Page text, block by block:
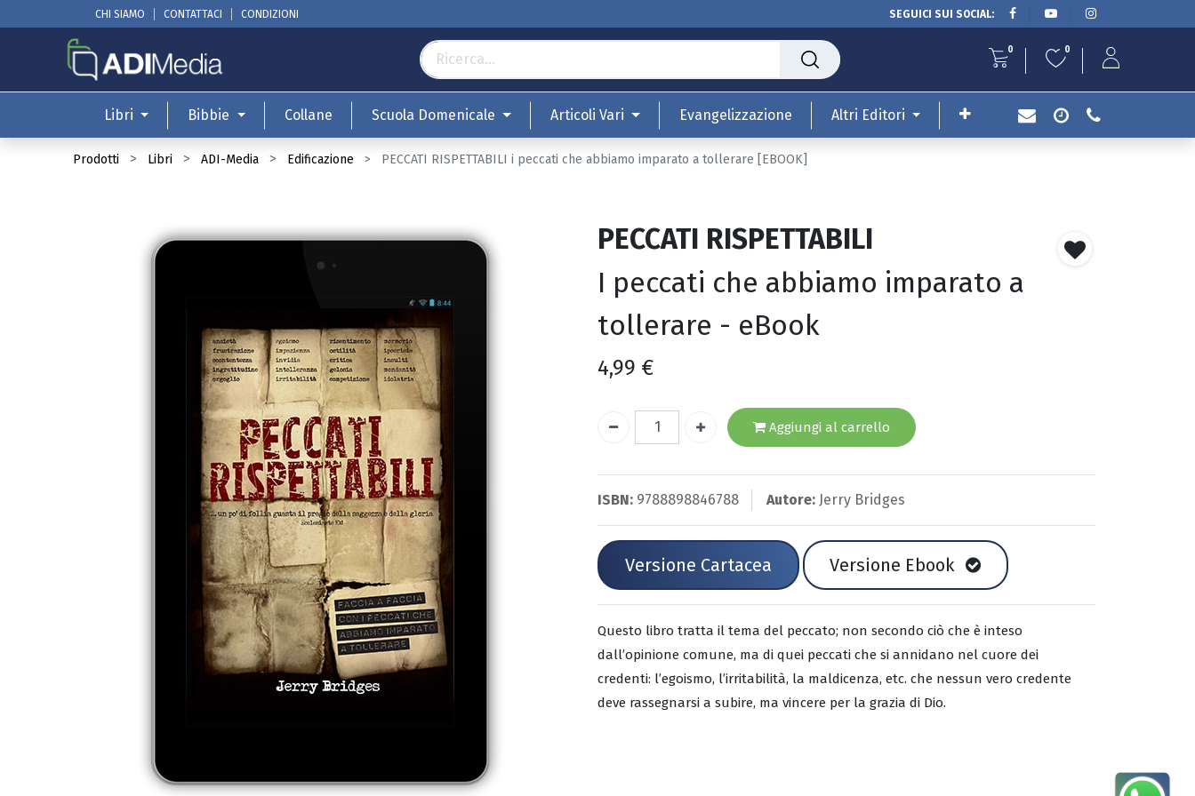
CHI SIAMO CONTATTACI CONDIZIONI SEGUICI SUI SOCIAL:
0 0
Libri Bibbie Collane Scuola Domenicale Articoli Vari Evangelizzazione Altri Editori
Prodotti Libri ADI-Media Edificazione PECCATI RISPETTABILI i peccati che abbiamo imparato a tollerare [EBOOK]
PECCATI RISPETTABILI
I peccati che abbiamo imparato a
tollerare - eBook
4,99 €
Aggiungi al carrello
ISBN: 9788898846788 Autore: Jerry Bridges
Versione Cartacea Versione Ebook
Questo libro tratta il tema del peccato; non secondo ciò che è inteso
dall’opinione comune, ma di quei peccati che si annidano nel cuore dei
credenti: l’egoismo, l’irritabilità, la maldicenza, etc. che nessun vero credente
deve rassegnarsi a subire, ma vincere per la grazia di Dio.